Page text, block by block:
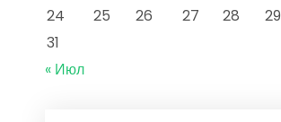
24
25 26 27 28 29
31
« Июл